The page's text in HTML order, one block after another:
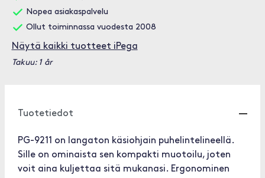
Nopea asiakaspalvelu
Ollut toiminnassa vuodesta 2008
Näytä kaikki tuotteet iPega
Takuu: 1 år
Tuotetiedot
PG-9211 on langaton käsiohjain puhelintelineellä.
Sille on ominaista sen kompakti muotoilu, joten
voit aina kuljettaa sitä mukanasi. Ergonominen